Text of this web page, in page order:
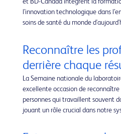
et BD-Canada intègrent la
l’innovation technologique dans
soins de santé du monde
Reconnaître les
derrière chaque
La Semaine nationale du
excellente occasion de
personnes qui travaillent souvent
jouant un rôle crucial dans notre